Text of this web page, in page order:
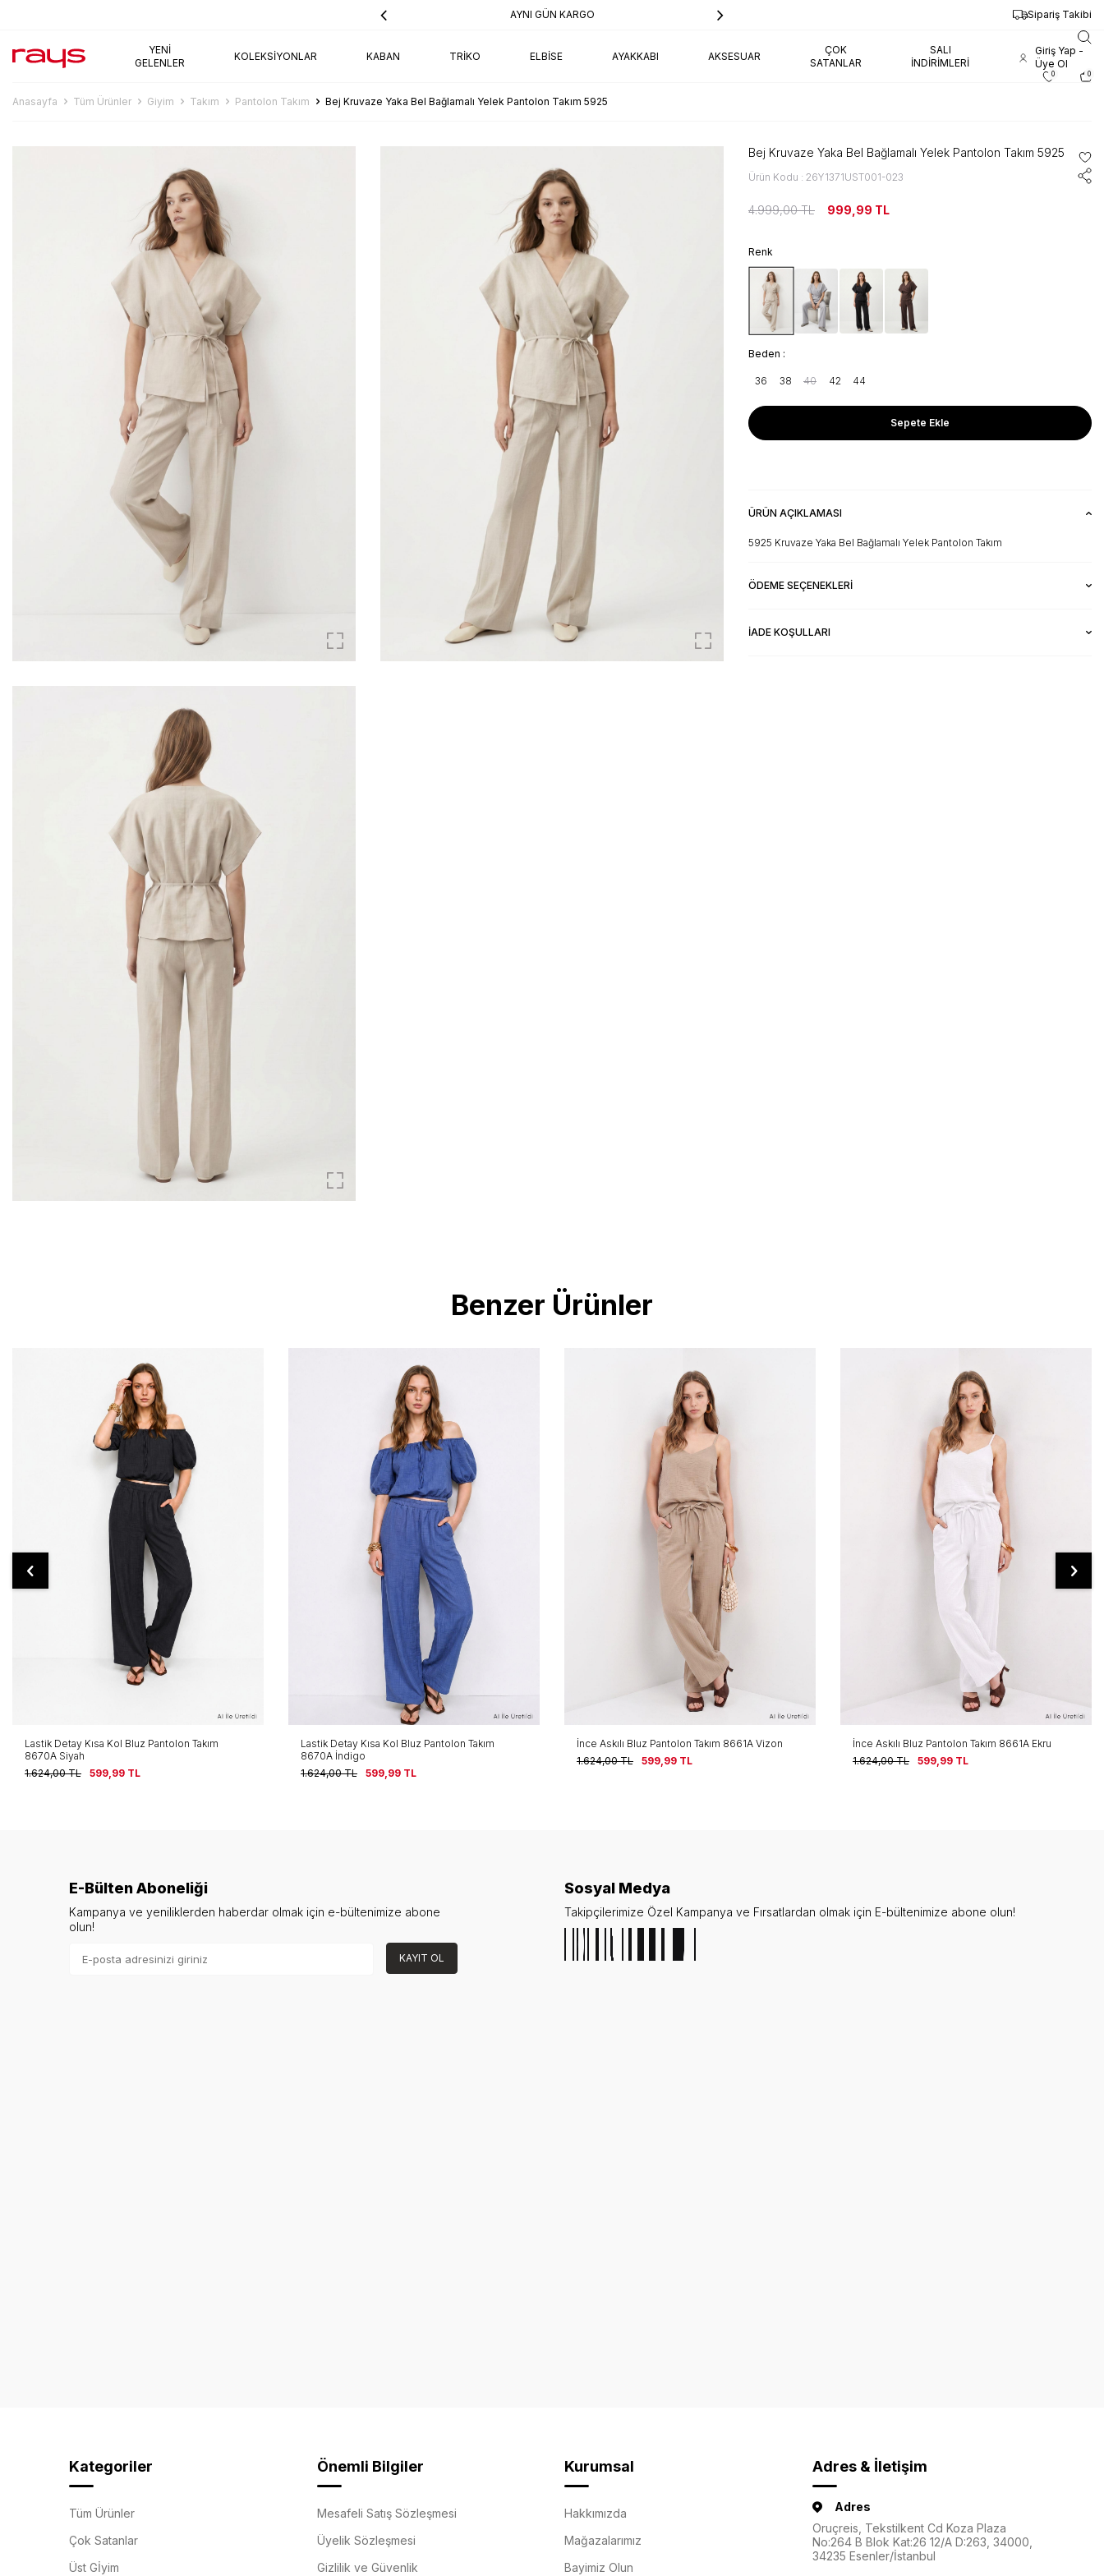
AYNI GÜN KARGO Sipariş Takibi
YENI
GELENLER
KOLEKSIYONLAR KABAN TRIKO ELBISE AYAKKABI AKSESUAR
ÇOK
SATANLAR
SALI
İNDIRIMLERI
Giriş Yap -
Üye Ol
0 0
Anasayfa Tüm Ürünler Giyim Takım Pantolon Takım Bej Kruvaze Yaka Bel Bağlamalı Yelek Pantolon Takım 5925
Bej Kruvaze Yaka Bel Bağlamalı Yelek Pantolon Takım 5925
Ürün Kodu : 26Y1371UST001-023
4.999,00TL 999,99 TL
Renk
Beden :
36 38 40 42 44
Sepete Ekle
ÜRÜN AÇIKLAMASI
5925 Kruvaze Yaka Bel Bağlamalı Yelek Pantolon Takım
ÖDEME SEÇENEKLERI
İADE KOŞULLARI
Benzer Ürünler
Lastik Detay Kısa Kol Bluz Pantolon Takım
8670A Siyah
1.624,00TL 599,99 TL
Lastik Detay Kısa Kol Bluz Pantolon Takım
8670A İndigo
1.624,00TL 599,99 TL
İnce Askılı Bluz Pantolon Takım 8661A Vizon
1.624,00TL 599,99 TL
İnce Askılı Bluz Pantolon Takım 8661A Ekru
1.624,00TL 599,99 TL
E-Bülten Aboneliği
Kampanya ve yeniliklerden haberdar olmak için e-bültenimize abone
olun!
KAYIT OL
Sosyal Medya
Takipçilerimize Özel Kampanya ve Fırsatlardan olmak için E-bültenimize abone olun!
Kategoriler
Tüm Ürünler
Çok Satanlar
Üst Gİyim
Önemli Bilgiler
Mesafeli Satış Sözleşmesi
Üyelik Sözleşmesi
Gizlilik ve Güvenlik
Kurumsal
Hakkımızda
Mağazalarımız
Bayimiz Olun
Adres & İletişim
Adres
Oruçreis, Tekstilkent Cd Koza Plaza
No:264 B Blok Kat:26 12/A D:263, 34000,
34235 Esenler/İstanbul